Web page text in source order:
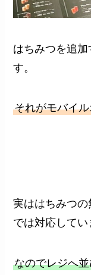
はちみつを追
す。
それがモバイ
実ははちみつ
では対応してい
なのでレジへ